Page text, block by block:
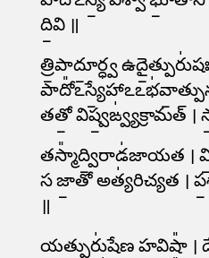
ది॒వి ॥
త్రి॒పాదూ॒ర్ధ్వ ఉదై॒త్పురు॑షః
తతో॒ విష్వ॒ఙ్వ్య॑క్రామత్
తస్మా᳚ద్వి॒రాడ॑జాయత ।
స జా॒తో అత్య॑రిచ్యత ।
॥
యత్పురు॑షేణ హ॒విషా᳚ ।